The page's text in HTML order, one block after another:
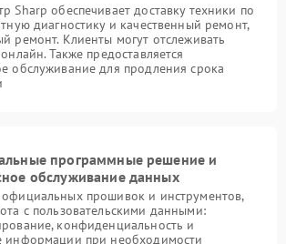
Sharp обеспечивает доставку техники по
диагностику и качественный ремонт,
ремонт. Клиенты могут отслеживать
Также предоставляется
обслуживание для продления срока
программные решение и
обслуживание данных
прошивок и инструментов,
с пользовательскими данными:
конфиденциальность и
информации при необходимости